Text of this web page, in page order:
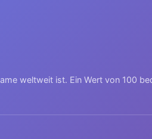
weltweit ist. Ein Wert von 100